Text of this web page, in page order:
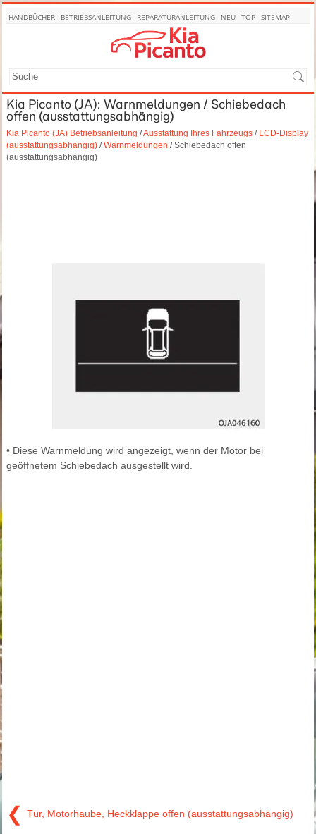
HANDBÜCHER BETRIEBSANLEITUNG REPARATURANLEITUNG NEU TOP SITEMAP
Kia Picanto (JA): Warnmeldungen / Schiebedach
offen (ausstattungsabhängig)
Kia Picanto (JA) Betriebsanleitung /Ausstattung Ihres Fahrzeugs /
LCD-Display
(ausstattungsabhängig) /Warnmeldungen / Schiebedach offen
(ausstattungsabhängig)
• Diese Warnmeldung wird angezeigt, wenn der Motor bei
geöffnetem Schiebedach ausgestellt wird.
❮ Tür, Motorhaube, Heckklappe offen (ausstattungsabhängig)